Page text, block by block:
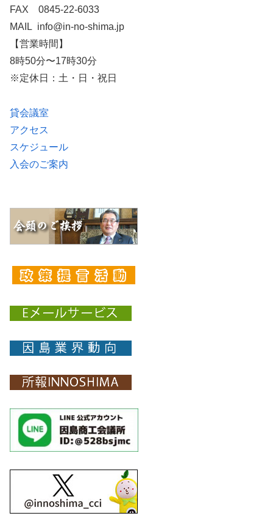
FAX 0845-22-6033
MAIL info@in-no-shima.jp
【営業時間】
8時50分〜17時30分
※定休日：土・日・祝日
貸会議室
アクセス
スケジュール
入会のご案内